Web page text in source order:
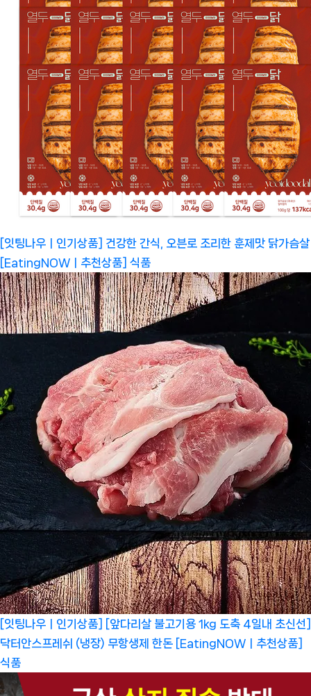
[잇팅나우ㅣ인기상품] 건강한 간식, 오븐로 조리한 훈제맛 닭가슴살
[EatingNOWㅣ추천상품] 식품
[잇팅나우ㅣ인기상품] [앞다리살 불고기용 1kg 도축 4일내 초신선]
닥터안스프레쉬 (냉장) 무항생제 한돈 [EatingNOWㅣ추천상품]
식품